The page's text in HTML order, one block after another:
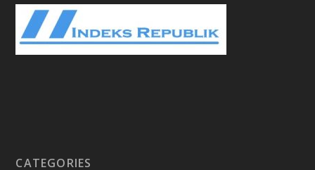
CATEGORIES